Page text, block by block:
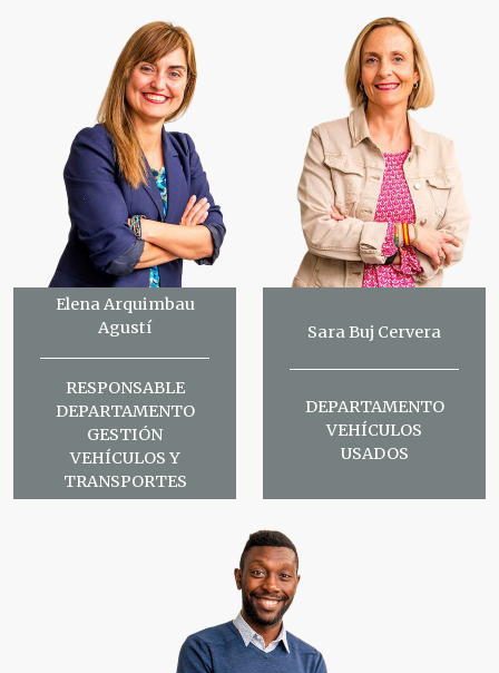
Elena Arquimbau
Agustí
RESPONSABLE
DEPARTAMENTO
GESTIÓN
VEHÍCULOS Y
TRANSPORTES
Sara Buj Cervera
DEPARTAMENTO
VEHÍCULOS
USADOS